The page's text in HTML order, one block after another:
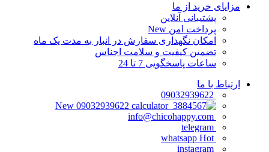
مزایای خرید از ما
پشتیبانی آنلاین
پرداخت امن New
امکان نگهداری سفارش در انبار به مدت یک ماه
تضمین کیفیت و سلامت اجناس
ساعات پاسخگویی 7 تا 24
ارتباط با ما
New
Hot